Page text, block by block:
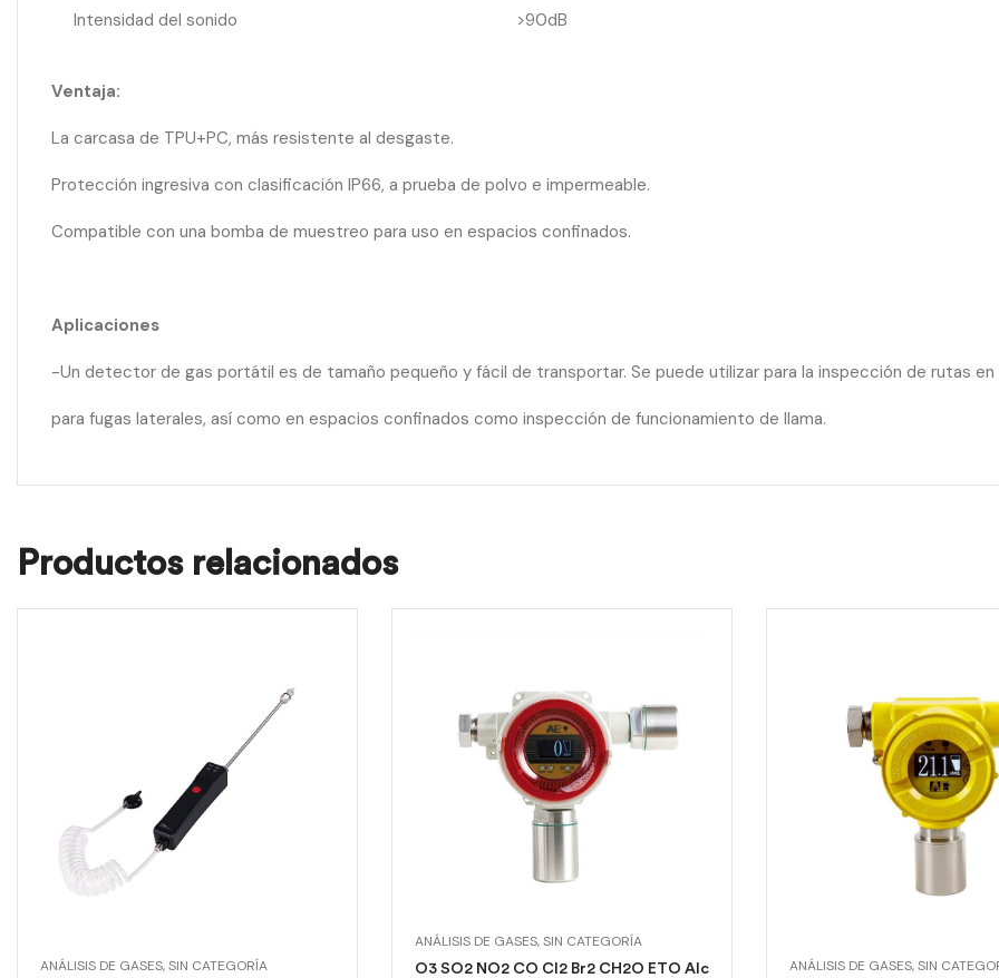
Intensidad del sonido >90dB
Ventaja:
La carcasa de TPU+PC, más resistente al desgaste.
Protección ingresiva con clasificación IP66, a prueba de polvo e impermeable.
Compatible con una bomba de muestreo para uso en espacios confinados.
Aplicaciones
-Un detector de gas portátil es de tamaño pequeño y fácil de transportar. Se puede utilizar para la inspección de rutas en
para fugas laterales, así como en espacios confinados como inspección de funcionamiento de llama.
Productos relacionados
ANÁLISIS DE GASES,SIN CATEGORÍA
ANÁLISIS DE GASES,SIN CATEGORÍA
O3 SO2 NO2 CO Cl2 Br2 CH2O ETO Alc
ANÁLISIS DE GASES,SIN